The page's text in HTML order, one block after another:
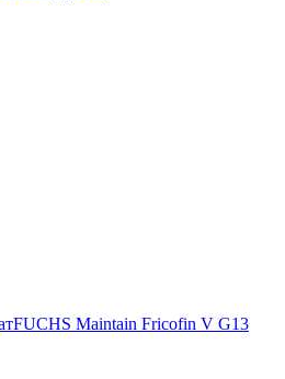
FUCHS Maintain Fricofin V G13